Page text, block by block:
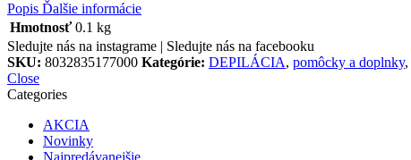
Popis Ďalšie informácie
Hmotnosť 0.1 kg
Sledujte nás na instagrame | Sledujte nás na facebooku
SKU: 8032835177000 Kategórie: DEPILÁCIA, pomôcky a doplnky,
Close
Categories
AKCIA
Novinky
Najpredávanejšie